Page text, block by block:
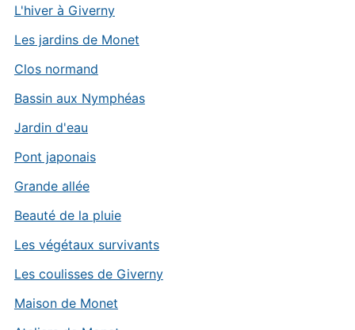
L'hiver à Giverny
Les jardins de Monet
Clos normand
Bassin aux Nymphéas
Jardin d'eau
Pont japonais
Grande allée
Beauté de la pluie
Les végétaux survivants
Les coulisses de Giverny
Maison de Monet